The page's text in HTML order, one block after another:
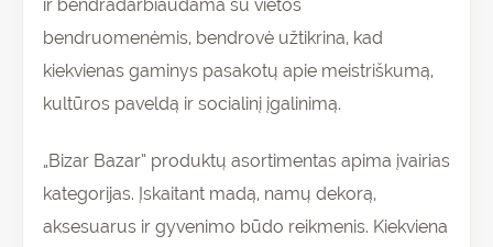
ir bendradarbiaudama su vietos
bendruomenėmis, bendrovė užtikrina, kad
kiekvienas gaminys pasakotų apie meistriškumą,
kultūros paveldą ir socialinį įgalinimą.
„Bizar Bazar” produktų asortimentas apima įvairias
kategorijas. Įskaitant madą, namų dekorą,
aksesuarus ir gyvenimo būdo reikmenis. Kiekviena